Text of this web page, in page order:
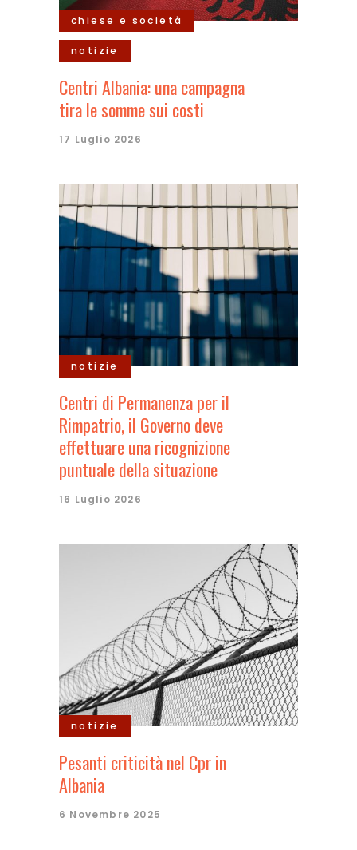
chiese e società
notizie
Centri Albania: una campagna
tira le somme sui costi
17 Luglio 2026
notizie
Centri di Permanenza per il
Rimpatrio, il Governo deve
effettuare una ricognizione
puntuale della situazione
16 Luglio 2026
notizie
Pesanti criticità nel Cpr in
Albania
6 Novembre 2025